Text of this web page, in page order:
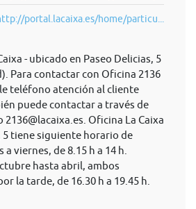
portal.lacaixa.es/home/particu...
- ubicado en Paseo Delicias, 5
Para contactar con Oficina 2136
teléfono atención al cliente
puede contactar a través de
2136@lacaixa.es . Oficina La Caixa
5 tiene siguiente horario de
viernes, de 8.15 h a 14 h.
hasta abril, ambos
la tarde, de 16.30 h a 19.45 h.